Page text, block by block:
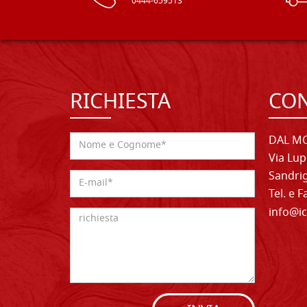
RICHIESTA
DAL
Via
Tel. e